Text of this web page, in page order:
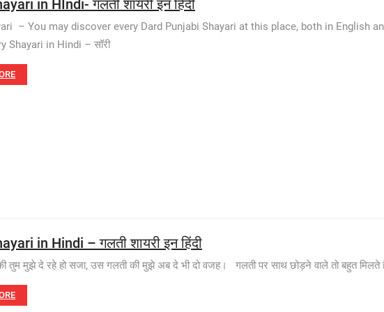
in HIndi- गलती शायरी इन हिंदी
– You may discover every Dard Punjabi Shayari at this place, both in English
Shayari in Hindi – सॉरी
in Hindi – गलती शायरी इन हिंदी
तुम मुझे दे रहे हो सजा, उस गलती की मुझे अब दे भी दो वजह। गलती पर साथ छोड़ने वाले तो बहुत मिलते